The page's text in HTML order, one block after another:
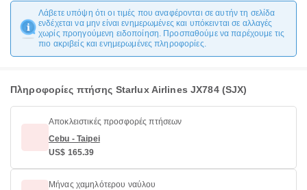
Λάβετε υπόψη ότι οι τιμές που αναφέρονται σε αυτήν τη σελίδα
ενδέχεται να μην είναι ενημερωμένες και υπόκεινται σε αλλαγές
χωρίς προηγούμενη ειδοποίηση. Προσπαθούμε να παρέχουμε τις
πιο ακριβείς και ενημερωμένες πληροφορίες.
Πληροφορίες πτήσης Starlux Airlines JX784 (SJX)
Αποκλειστικές προσφορές πτήσεων
Cebu - Taipei
US$ 165.39
Μήνας χαμηλότερου ναύλου